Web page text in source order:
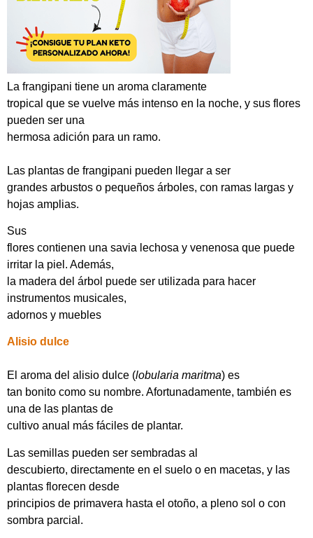
La frangipani tiene un aroma claramente
tropical que se vuelve más intenso en la noche, y sus flores
pueden ser una
hermosa adición para un ramo.
Las plantas de frangipani pueden llegar a ser
grandes arbustos o pequeños árboles, con ramas largas y
hojas amplias.
Sus
flores contienen una savia lechosa y venenosa que puede
irritar la piel. Además,
la madera del árbol puede ser utilizada para hacer
instrumentos musicales,
adornos y muebles
Alisio dulce
El aroma del alisio dulce (lobularia maritma) es
tan bonito como su nombre. Afortunadamente, también es
una de las plantas de
cultivo anual más fáciles de plantar.
Las semillas pueden ser sembradas al
descubierto, directamente en el suelo o en macetas, y las
plantas florecen desde
principios de primavera hasta el otoño, a pleno sol o con
sombra parcial.